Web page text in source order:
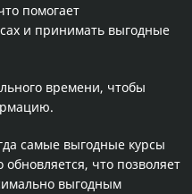
помогает
и принимать выгодные
времени, чтобы
самые выгодные курсы
что позволяет
выгодным